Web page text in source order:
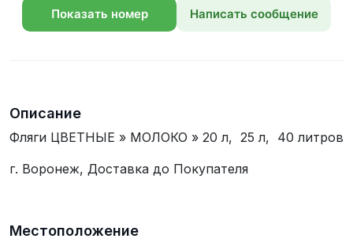
Показать номер Написать сообщение
Описание
Фляги ЦВЕТНЫЕ » МОЛОКО » 20 л, 25 л, 40 литров
г. Воронеж, Доставка до Покупателя
Местоположение